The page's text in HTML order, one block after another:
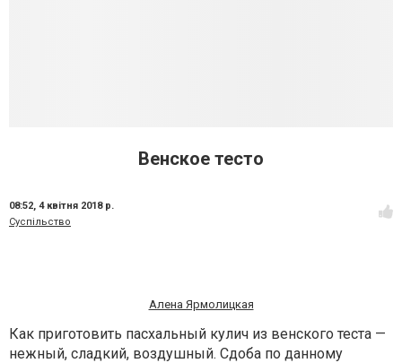
Венское тесто
08:52, 4 квітня 2018 р.
Суспільство
Алена Ярмолицкая
Как приготовить пасхальный кулич из венского теста —
нежный, сладкий, воздушный. Сдоба по данному